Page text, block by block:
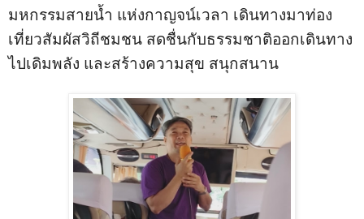
มหกรรมสายน้ำ แห่งกาญจน์เวลา เดินทางมาท่อง
เที่ยวสัมผัสวิถีชมชน สดชื่นกับธรรมชาติออกเดินทาง
ไปเดิมพลัง และสร้างความสุข สนุกสนาน